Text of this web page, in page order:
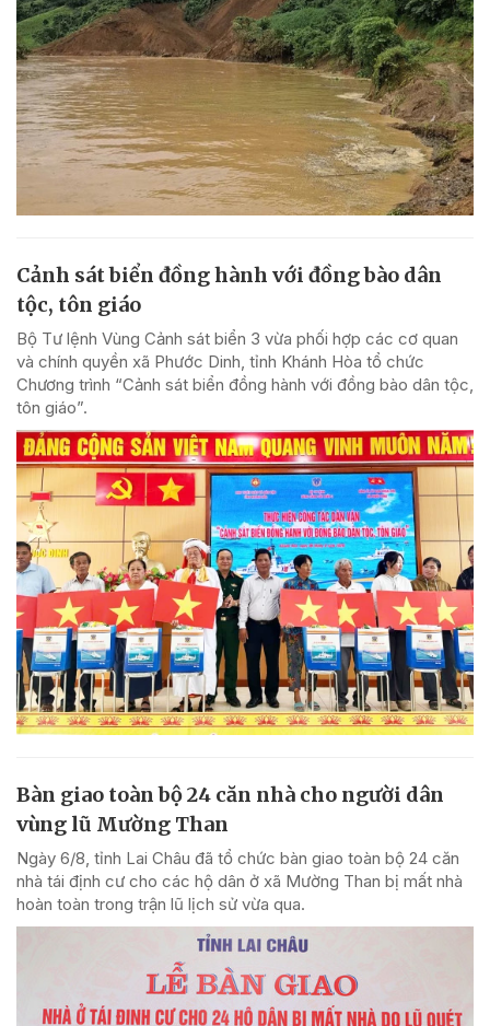
Cảnh sát biển đồng hành với đồng bào dân
tộc, tôn giáo
Bộ Tư lệnh Vùng Cảnh sát biển 3 vừa phối hợp các cơ quan
và chính quyền xã Phước Dinh, tỉnh Khánh Hòa tổ chức
Chương trình “Cảnh sát biển đồng hành với đồng bào dân tộc,
tôn giáo”.
Bàn giao toàn bộ 24 căn nhà cho người dân
vùng lũ Mường Than
Ngày 6/8, tỉnh Lai Châu đã tổ chức bàn giao toàn bộ 24 căn
nhà tái định cư cho các hộ dân ở xã Mường Than bị mất nhà
hoàn toàn trong trận lũ lịch sử vừa qua.